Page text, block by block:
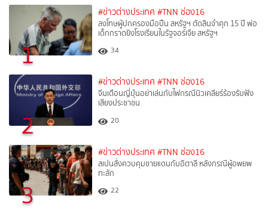
1
#ข่าวต่างประเทศ #TNN ช่อง16
ลงโทษผู้ปกครองมือปืน สหรัฐฯ ตัดสินจำคุก 15 ปี พ่อ
เด็กกราดยิงโรงเรียนในรัฐจอร์เจีย สหรัฐฯ
34
2
#ข่าวต่างประเทศ #TNN ช่อง16
จีนเตือนญี่ปุ่นอย่าเล่นกับไฟกรณีนิวเคลียร์ร้องรับฟัง
เสียงประชาชน
20
3
#ข่าวต่างประเทศ #TNN ช่อง16
สเปนสั่งควบคุมชายแดนกับอิตาลี หลังกรณีผู้อพยพ
ทะลัก
22